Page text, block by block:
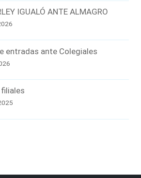
IGUALÓ ANTE ALMAGRO
entradas ante Colegiales
filiales